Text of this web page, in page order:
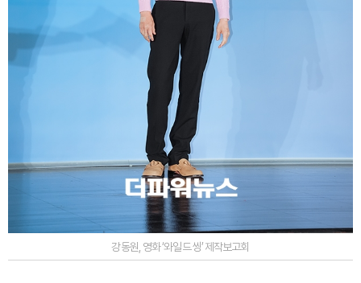
강동원, 영화 ‘와일드 씽’ 제작보고회